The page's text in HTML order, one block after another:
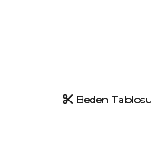
Beden Tablosu
Beden Tablosu